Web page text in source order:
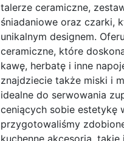
talerze ceramiczne,
śniadaniowe oraz czarki,
unikalnym designem.
ceramiczne, które
kawę, herbatę i inne
znajdziecie także miski i
idealne do serwowania
ceniących sobie estetykę
przygotowaliśmy